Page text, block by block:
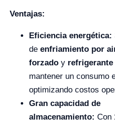
Ventajas:
Eficiencia energética:
de enfriamiento por
forzado y refrigerante
mantener un consumo
optimizando costos
Gran capacidad de
almacenamiento: Con